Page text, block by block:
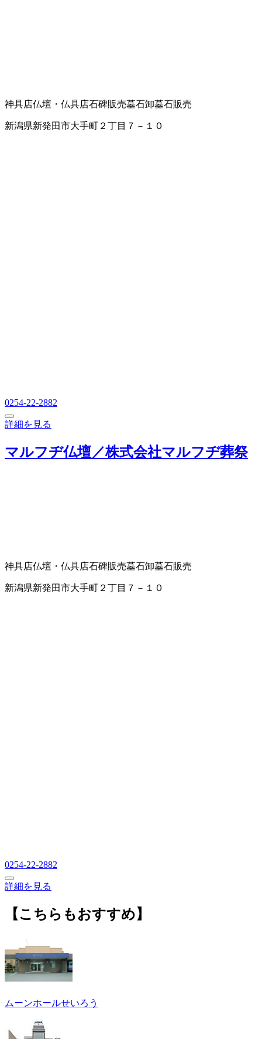
神具店仏壇・仏具店石碑販売墓石卸墓石販売
新潟県新発田市大手町２丁目７－１０
0254-22-2882
詳細を見る
マルフヂ仏壇／株式会社マルフヂ葬祭
神具店仏壇・仏具店石碑販売墓石卸墓石販売
新潟県新発田市大手町２丁目７－１０
0254-22-2882
詳細を見る
【こちらもおすすめ】
ムーンホールせいろう